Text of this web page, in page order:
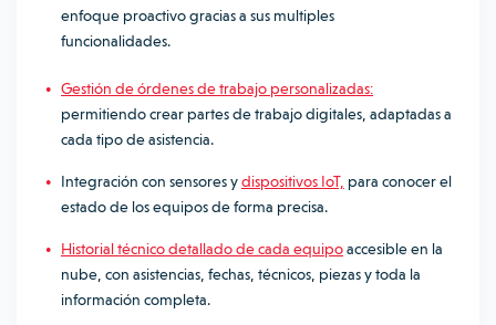
enfoque proactivo gracias a sus multiples
funcionalidades.
Gestión de órdenes de trabajo personalizadas:
permitiendo crear partes de trabajo digitales, adaptadas a
cada tipo de asistencia.
Integración con sensores ydispositivos IoT, para conocer el
estado de los equipos de forma precisa.
Historial técnico detallado de cada equipoaccesible en la
nube, con asistencias, fechas, técnicos, piezas y toda la
información completa.